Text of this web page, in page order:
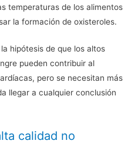
temperaturas de los alimentos
la formación de oxisteroles.
hipótesis de que los altos
pueden contribuir al
pero se necesitan más
llegar a cualquier conclusión
calidad no